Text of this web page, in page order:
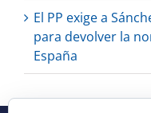
El PP exige a
para devolver la
España